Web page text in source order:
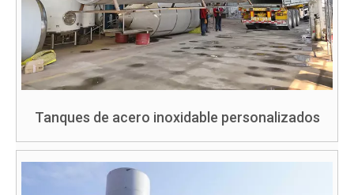
Tanques de acero inoxidable personalizados